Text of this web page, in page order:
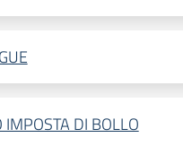
DI BOLLO